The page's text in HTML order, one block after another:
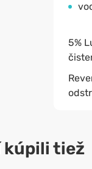
5%
kúpili tiež